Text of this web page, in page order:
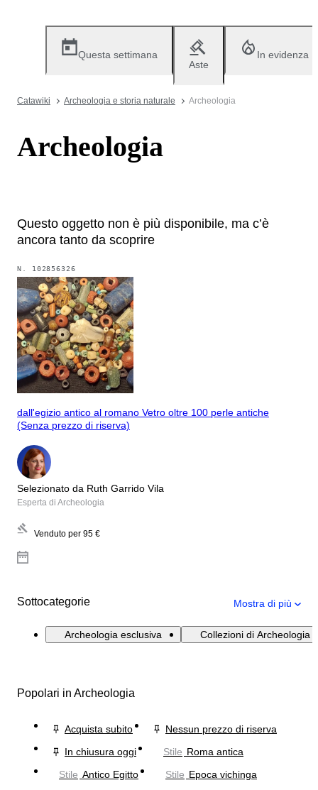
Questa settimana
Aste
In evidenza
Catawiki Archeologia e storia naturale Archeologia
Archeologia
Questo oggetto non è più disponibile, ma c’è
ancora tanto da scoprire
N. 102856326
dall'egizio antico al romano Vetro oltre 100 perle antiche
(Senza prezzo di riserva)
Selezionato da Ruth Garrido Vila
Esperta di Archeologia
Venduto per 95 €
Sottocategorie Mostra di più
Archeologia esclusiva Collezioni di Archeologia
Popolari in Archeologia
Acquista subito
Nessun prezzo di riserva
In chiusura oggi
Stile Roma antica
Stile Antico Egitto Stile Epoca vichinga